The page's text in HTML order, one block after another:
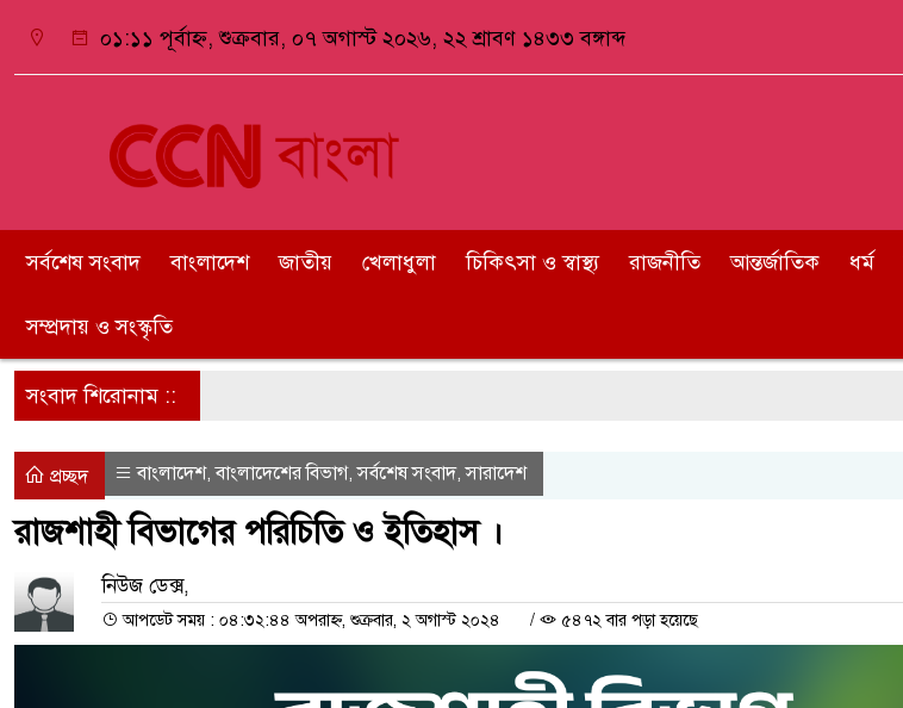
০১:১১ পূর্বাহ্ন, শুক্রবার, ০৭ অগাস্ট ২০২৬, ২২ শ্রাবণ ১৪৩৩ বঙ্গাব্দ
সর্বশেষ সংবাদ বাংলাদেশ জাতীয় খেলাধুলা চিকিৎসা ও স্বাস্থ্য রাজনীতি আন্তর্জাতিক ধর্ম
সম্প্রদায় ও সংস্কৃতি
সংবাদ শিরোনাম ::
প্রচ্ছদ বাংলাদেশ,বাংলাদেশের বিভাগ,সর্বশেষ সংবাদ,সারাদেশ
রাজশাহী বিভাগের পরিচিতি ও ইতিহাস ।
নিউজ ডেক্স,
আপডেট সময় : ০৪:৩২:৪৪ অপরাহ্ন, শুক্রবার, ২ অগাস্ট ২০২৪ / ৫৪৭২ বার পড়া হয়েছে